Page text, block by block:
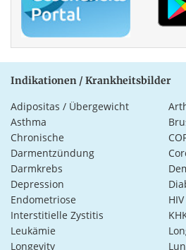
Indikationen / Krankheitsbilder
Adipositas / Übergewicht
Asthma
Chronische
Darmentzündung
Darmkrebs
Depression
Endometriose
HIV
Interstitielle Zystitis
Leukämie
Longevity